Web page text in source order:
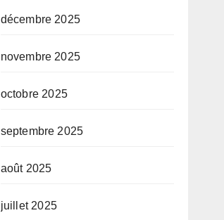
décembre 2025
novembre 2025
octobre 2025
septembre 2025
août 2025
juillet 2025